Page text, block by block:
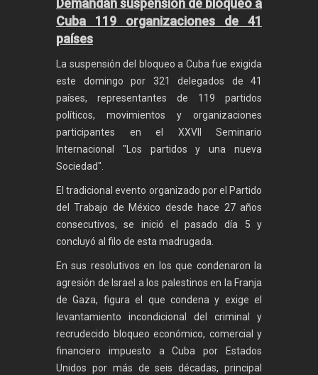
Demandan suspensión de bloqueo a
Cuba 119 organizaciones de 41
países
La suspensión del bloqueo a Cuba fue exigida
este domingo por 321 delegados de 41
países, representantes de 119 partidos
políticos, movimientos y organizaciones
participantes en el XXVII Seminario
Internacional "Los partidos y una nueva
Sociedad".
El tradicional evento organizado por el Partido
del Trabajo de México desde hace 27 años
consecutivos, se inició el pasado día 5 y
concluyó al filo de esta madrugada.
En sus resolutivos en los que condenaron la
agresión de Israel a los palestinos en la Franja
de Gaza, figura el que condena y exige el
levantamiento incondicional del criminal y
recrudecido bloqueo económico, comercial y
financiero impuesto a Cuba por Estados
Unidos por más de seis décadas, principal